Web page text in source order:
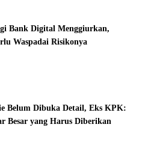
Bank Digital Menggiurkan,
Waspadai Risikonya
Belum Dibuka Detail, Eks KPK:
Besar yang Harus Diberikan